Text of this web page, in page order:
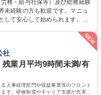
等の労務管理全般 ■入退社手続
コア業務 ■社内イベントの企画
わせて不足している部分はいつ
、安心して成長できます。 募
月◆年休120日◆残業少なめ◆
務・給与社保等）及び総務経験
未経験の方も歓迎です。マニュ
て安心して始められます。
事制度の改定など会社のコア業
の貢献度をダイレクトに実感で
、ワークライフバランスを保
幅広い経験を活かし、長期的な
挑戦を全力で応援します。 学
学校 高校 語学力： 資格：日商
定3級
社
残業月平均9時間未満/有
人事経理部門や収益事業等のフロント
す。研修制度やキャリア支援が充実し